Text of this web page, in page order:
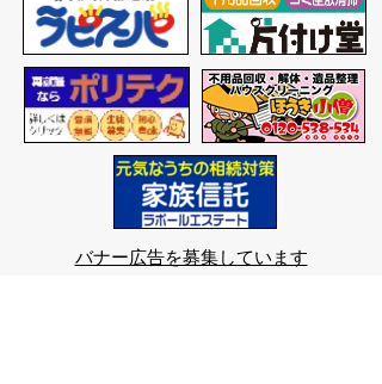
バナー広告を募集しています